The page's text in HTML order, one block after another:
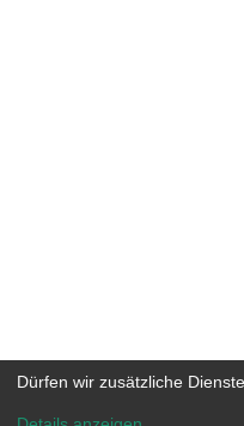
Dürfen wir zusätzliche